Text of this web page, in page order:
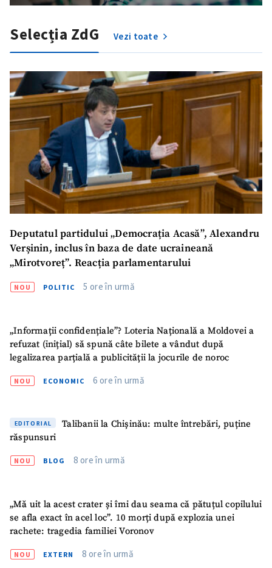
Trimite o informație
Despre ZdG
in English
на русском
Selecția ZdG Vezi toate
Deputatul partidului „Democrația Acasă”, Alexandru
Verșinin, inclus în baza de date ucraineană
„Mirotvoreț”. Reacția parlamentarului
NOU POLITIC 5 ore în urmă
„Informații confidențiale”? Loteria Națională a Moldovei a
refuzat (inițial) să spună câte bilete a vândut după
legalizarea parțială a publicității la jocurile de noroc
NOU ECONOMIC 6 ore în urmă
EDITORIAL
Talibanii la Chișinău: multe întrebări, puține
răspunsuri
NOU BLOG 8 ore în urmă
„Mă uit la acest crater și îmi dau seama că pătuțul copilului
se afla exact în acel loc”. 10 morți după explozia unei
rachete: tragedia familiei Voronov
NOU EXTERN 8 ore în urmă